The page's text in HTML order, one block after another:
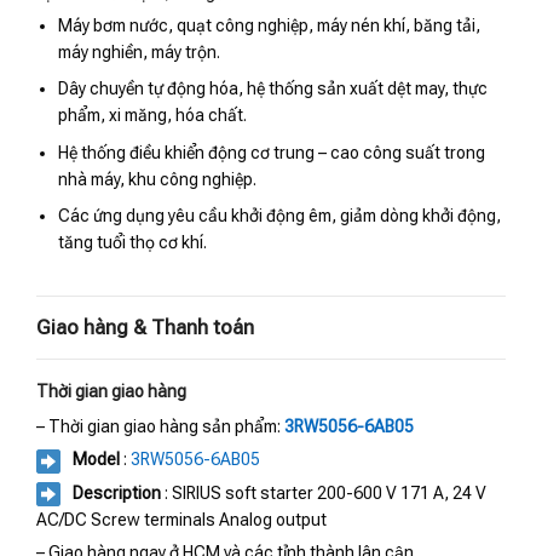
Máy bơm nước, quạt công nghiệp, máy nén khí, băng tải,
máy nghiền, máy trộn.
Dây chuyền tự động hóa, hệ thống sản xuất dệt may, thực
phẩm, xi măng, hóa chất.
Hệ thống điều khiển động cơ trung – cao công suất trong
nhà máy, khu công nghiệp.
Các ứng dụng yêu cầu khởi động êm, giảm dòng khởi động,
tăng tuổi thọ cơ khí.
Giao hàng & Thanh toán
Thời gian giao hàng
– Thời gian giao hàng sản phẩm: 3RW5056-6AB05
Model : 3RW5056-6AB05
Description: SIRIUS soft starter 200-600 V 171 A, 24 V
AC/DC Screw terminals Analog output